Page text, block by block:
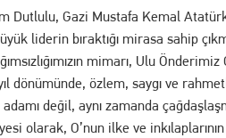
Dutlulu, Gazi Mustafa Kemal
liderin bıraktığı mirasa sahip
mimarı, Ulu
dönümünde, özlem, saygı ve
değil, aynı zamanda
olarak, O’nun ilke ve